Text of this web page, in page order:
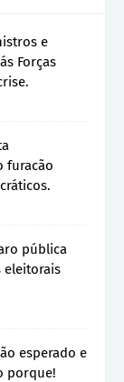
e
Forças
furacão
pública
eleitorais
esperado e
porque!